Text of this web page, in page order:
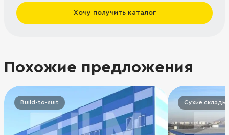
Хочу получить каталог
Похожие предложения
Build-to-suit Сухие склады